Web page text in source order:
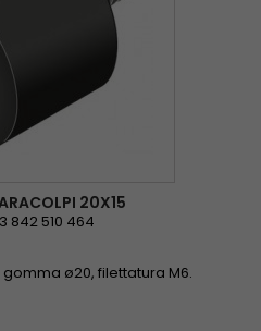
20X15
3 842 510 464
ø20, filettatura M6.